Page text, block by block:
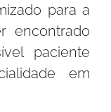
para a
encontrado
paciente
em